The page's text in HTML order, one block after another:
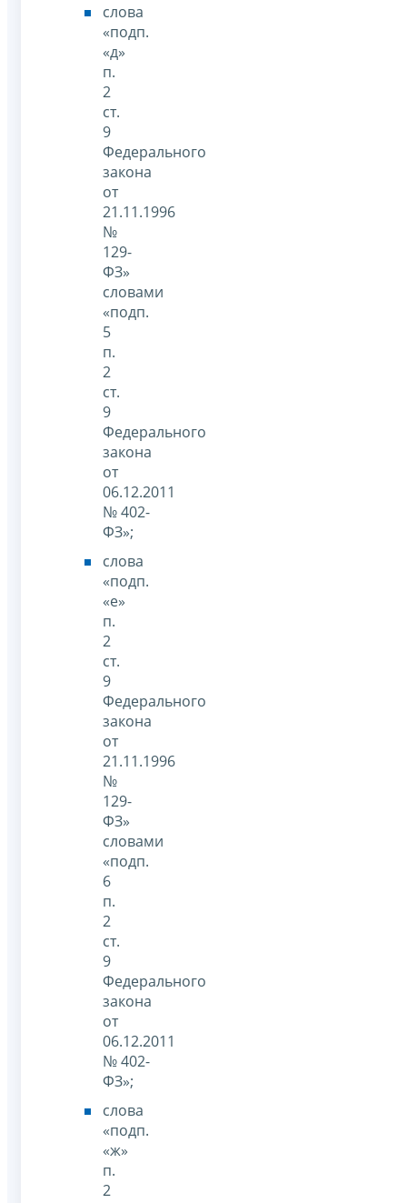
слова
«подп.
«д»
п.
2
ст.
9
Федерального
закона
от
21.11.1996
№
129-
ФЗ»
словами
«подп.
5
п.
2
ст.
9
Федерального
закона
от
06.12.2011
№ 402-
ФЗ»;
слова
«подп.
«е»
п.
2
ст.
9
Федерального
закона
от
21.11.1996
№
129-
ФЗ»
словами
«подп.
6
п.
2
ст.
9
Федерального
закона
от
06.12.2011
№ 402-
ФЗ»;
слова
«подп.
«ж»
п.
2